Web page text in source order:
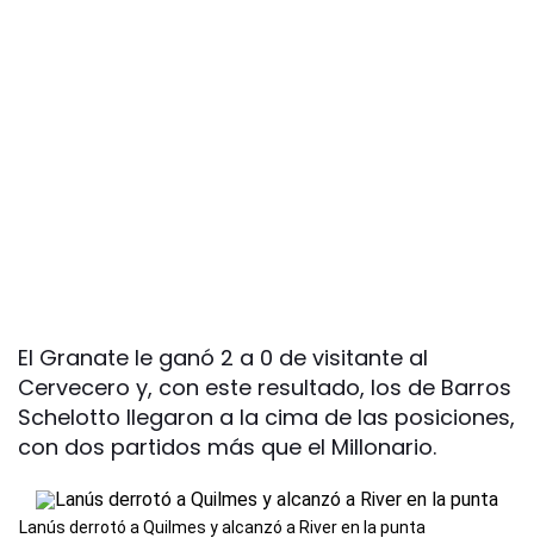
El Granate le ganó 2 a 0 de visitante al
Cervecero y, con este resultado, los de Barros
Schelotto llegaron a la cima de las posiciones,
con dos partidos más que el Millonario.
Lanús derrotó a Quilmes y alcanzó a River en la punta